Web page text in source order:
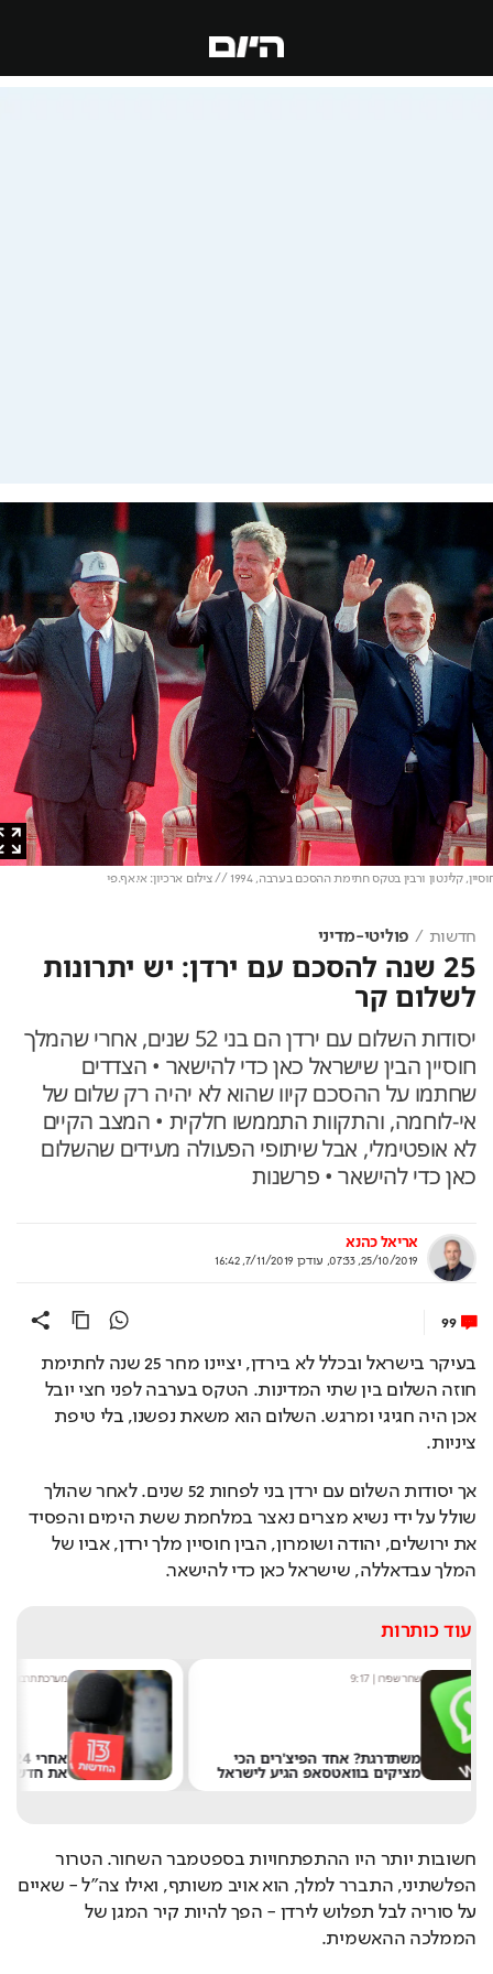
קלינטון ורבין בטקס חתימת ההסכם בערבה, 1994 // צילום ארכיון: אי.אף.פי
חדשות פוליטי-מדיני
25 שנה להסכם עם ירדן: יש יתרונות
לשלום קר
יסודות השלום עם ירדן הם בני 52 שנים, אחרי שהמלך
חוסיין הבין שישראל כאן כדי להישאר • הצדדים
שחתמו על ההסכם קיוו שהוא לא יהיה רק שלום של
אי-לוחמה, והתקוות התממשו חלקית • המצב הקיים
לא אופטימלי, אבל שיתופי הפעולה מעידים שהשלום
כאן כדי להישאר • פרשנות
אריאל כהנא
25/10/2019, 07:33
,עודכן7/11/2019, 16:42
99
בעיקר בישראל ובכלל לא בירדן, יציינו מחר 25 שנה לחתימת
חוזה השלום בין שתי המדינות. הטקס בערבה לפני חצי יובל
אכן היה חגיגי ומרגש. השלום הוא משאת נפשנו, בלי טיפת
ציניות.
אך יסודות השלום עם ירדן בני לפחות 52 שנים. לאחר שהולך
שולל על ידי נשיא מצרים נאצר במלחמת ששת הימים והפסיד
את ירושלים, יהודה ושומרון, הבין חוסיין מלך ירדן, אביו של
המלך עבדאללה, שישראל כאן כדי להישאר.
עוד כותרות
אחרי 24 שנה: הפרשן הוותיק עוזב
את חדשות 13
חשובות יותר היו ההתפתחויות בספטמבר השחור. הטרור
הפלשתיני, התברר למלך, הוא אויב משותף, ואילו צה"ל - שאיים
על סוריה לבל תפלוש לירדן - הפך להיות קיר המגן של
הממלכה ההאשמית.